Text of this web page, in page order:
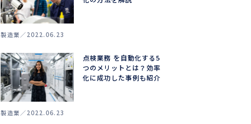
製造業 2022.06.23
点検業務 を自動化する5
つのメリットとは？効率
化に成功した事例も紹介
製造業 2022.06.23